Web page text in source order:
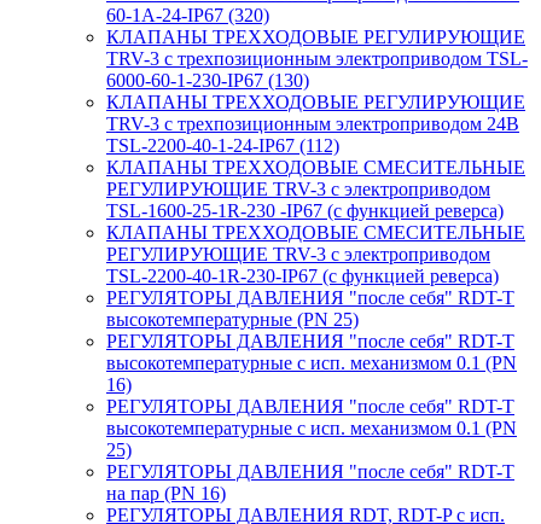
60-1А-24-IP67 (320)
КЛАПАНЫ ТРЕХХОДОВЫЕ РЕГУЛИРУЮЩИЕ
TRV-3 с трехпозиционным электроприводом TSL-
6000-60-1-230-IP67 (130)
КЛАПАНЫ ТРЕХХОДОВЫЕ РЕГУЛИРУЮЩИЕ
TRV-3 с трехпозиционным электроприводом 24В
TSL-2200-40-1-24-IP67 (112)
КЛАПАНЫ ТРЕХХОДОВЫЕ СМЕСИТЕЛЬНЫЕ
РЕГУЛИРУЮЩИЕ TRV-3 с электроприводом
TSL-1600-25-1R-230 -IP67 (с функцией реверса)
КЛАПАНЫ ТРЕХХОДОВЫЕ СМЕСИТЕЛЬНЫЕ
РЕГУЛИРУЮЩИЕ TRV-3 с электроприводом
TSL-2200-40-1R-230-IP67 (с функцией реверса)
РЕГУЛЯТОРЫ ДАВЛЕНИЯ "после себя" RDT-T
высокотемпературные (PN 25)
РЕГУЛЯТОРЫ ДАВЛЕНИЯ "после себя" RDT-T
высокотемпературные с исп. механизмом 0.1 (PN
16)
РЕГУЛЯТОРЫ ДАВЛЕНИЯ "после себя" RDT-T
высокотемпературные с исп. механизмом 0.1 (PN
25)
РЕГУЛЯТОРЫ ДАВЛЕНИЯ "после себя" RDT-T
на пар (PN 16)
РЕГУЛЯТОРЫ ДАВЛЕНИЯ RDT, RDT-P с исп.